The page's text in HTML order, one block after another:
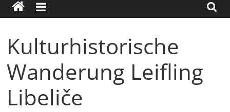
Kulturhistorische
Wanderung Leifling
Libeliče